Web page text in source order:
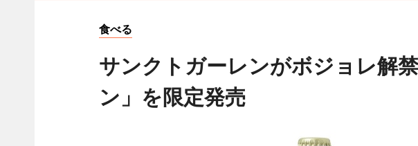
食べる
サンクトガーレンがボジョレ解
ン」を限定発売